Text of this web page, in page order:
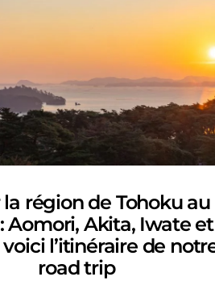
région de Tohoku au
Aomori, Akita, Iwate et
l’itinéraire de
road trip